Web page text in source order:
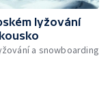
lyžování
a snowboarding